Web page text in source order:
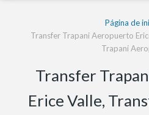
Página de
Transfer Trapani Aeropuerto
Trapani
Transfer
Erice Valle,